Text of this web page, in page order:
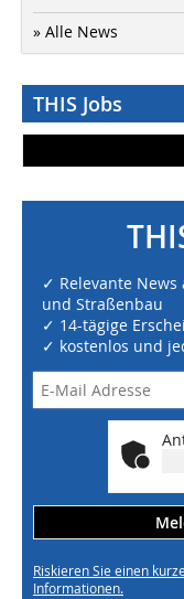
» Alle News
THIS Jobs
✓ Relevante
und Straßenbau
✓ 14-tägige
✓ kostenlos und
Riskieren Sie einen
Informationen.